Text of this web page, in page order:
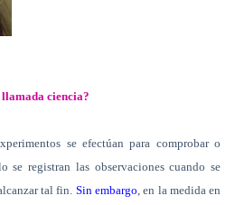
llamada ciencia?
se efectúan para comprobar o
se registran las observaciones cuando se
tal fin. Sin embargo , en la medida en